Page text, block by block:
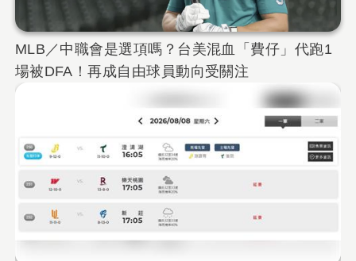
MLB／中職會是選項嗎？台美混血「費仔」代跑1
場被DFA！再成自由球員動向受關注